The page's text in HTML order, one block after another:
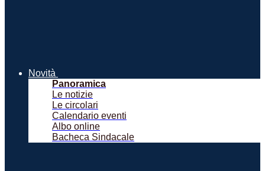
Novità
Panoramica
Le notizie
Le circolari
Calendario eventi
Albo online
Bacheca Sindacale